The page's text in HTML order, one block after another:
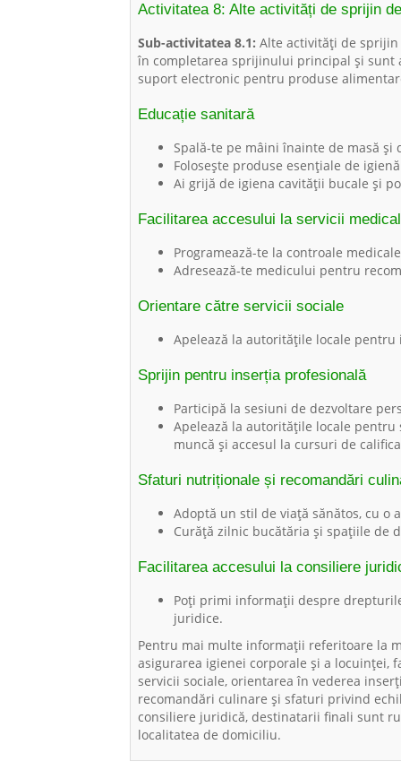
Activitatea 8: Alte activități de sprijin
Sub-activitatea 8.1: Alte activități de
în completarea sprijinului principal și sunt
suport electronic pentru produse
Educație sanitară
Spală-te pe mâini înainte de masă
Folosește produse esențiale de
Ai grijă de igiena cavității bucale și
Facilitarea accesului la servicii
Programează-te la controale
Adresează-te medicului pentru
Orientare către servicii sociale
Apelează la autoritățile locale
Sprijin pentru inserția profesională
Participă la sesiuni de dezvoltare
Apelează la autoritățile locale
muncă și accesul la cursuri de
Sfaturi nutriționale și recomandări
Adoptă un stil de viață sănătos, cu
Curăță zilnic bucătăria și spațiile de
Facilitarea accesului la consiliere
Poți primi informații despre
juridice.
Pentru mai multe informații referitoare la
asigurarea igienei corporale și a locuinței,
servicii sociale, orientarea în vederea
recomandări culinare și sfaturi privind
consiliere juridică, destinatarii finali sunt
localitatea de domiciliu.